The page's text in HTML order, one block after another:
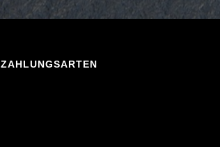
ZAHLUNGSARTEN